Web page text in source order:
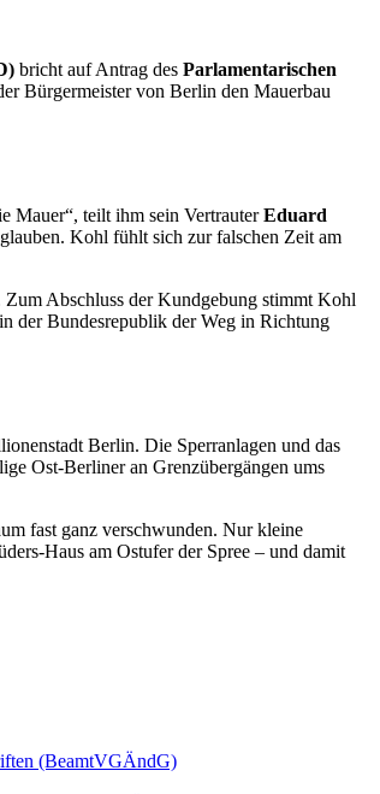
bricht auf Antrag des Parlamentarischen
Bürgermeister von Berlin den Mauerbau
Mauer“, teilt ihm sein VertrauterEduard
Kohl fühlt sich zur falschen Zeit am
Abschluss der Kundgebung stimmt Kohl
der Bundesrepublik der Weg in Richtung
Berlin. Die Sperranlagen und das
Ost-Berliner an Grenzübergängen ums
fast ganz verschwunden. Nur kleine
Haus am Ostufer der Spree – und damit
(BeamtVGÄndG)